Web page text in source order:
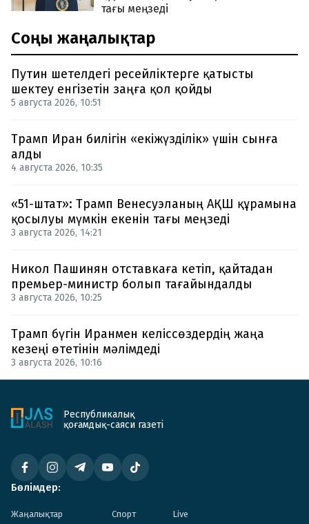
тағы меңзеді
Соңғы жаңалықтар
Путин шетелдегі ресейліктерге қатысты
шектеу енгізетін заңға қол қойды
5 августа 2026, 10:51
Трамп Иран билігін «екіжүзділік» үшін сынға
алды
4 августа 2026, 10:35
«51-штат»: Трамп Венесуэланың АҚШ құрамына
қосылуы мүмкін екенін тағы меңзеді
3 августа 2026, 14:21
Никол Пашинян отставкаға кетіп, қайтадан
премьер-министр болып тағайындалды
3 августа 2026, 10:25
Трамп бүгін Иранмен келіссөздердің жаңа
кезеңі өтетінін мәлімдеді
3 августа 2026, 10:16
Республикалық
қоғамдық-саяси газеті
Бөлімдер:
Жаңалықтар Спорт Live